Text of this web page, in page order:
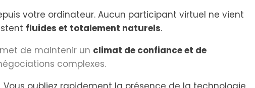
votre ordinateur. Aucun participant virtuel ne vient
fluides et totalement naturels.
de maintenir un climat de confiance et de
complexes.